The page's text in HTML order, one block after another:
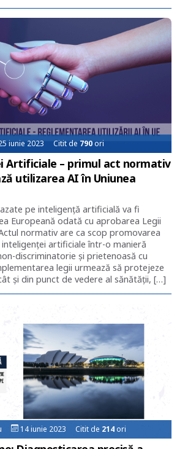
iunie 2023 Citit de 790ori
Artificiale – primul act normativ
utilizarea AI în Uniunea
pe inteligență artificială va fi
Europeană odată cu aprobarea Legii
normativ are ca scop promovarea
artificiale într-o manieră
discriminatorie și prietenoasă cu
legii urmează să protejeze
și din punct de vedere al sănătății, […]
14 iunie 2023 Citit de 214 ori